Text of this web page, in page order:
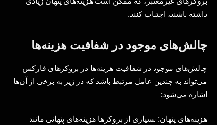
داشته باشند، اجتناب کنند.
چالش‌های موجود در شفافیت هزینه‌ها
چالش‌های موجود در شفافیت هزینه‌ها در بروکرهای فارکس
می‌تواند به چندین عامل مرتبط باشد که در زیر به برخی از آن‌ها
اشاره می‌شود:
هزینه‌های پنهان: بسیاری از بروکرها هزینه‌های پنهانی مانند